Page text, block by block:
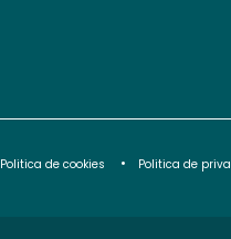
Politica de cookies Politica de